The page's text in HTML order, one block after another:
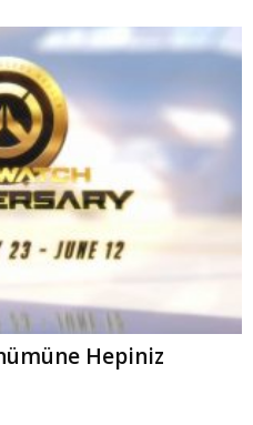
Hepiniz